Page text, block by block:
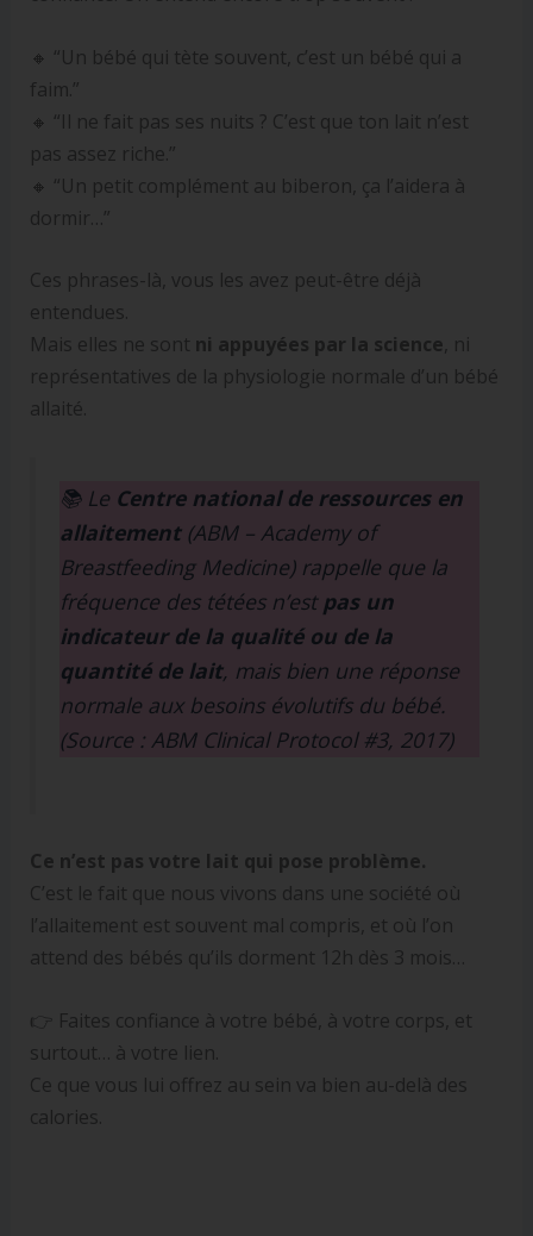
🔸 “Un bébé qui tète souvent, c’est un bébé qui a
faim.”
🔸 “Il ne fait pas ses nuits ? C’est que ton lait n’est
pas assez riche.”
🔸 “Un petit complément au biberon, ça l’aidera à
dormir…”
Ces phrases-là, vous les avez peut-être déjà
entendues.
Mais elles ne sont ni appuyées par la science , ni
représentatives de la physiologie normale d’un bébé
allaité.
📚 Le Centre national de ressources en
allaitement(ABM – Academy of
Breastfeeding Medicine) rappelle que la
fréquence des tétées n’est pas un
indicateur de la qualité ou de la
quantité de lait, mais bien une réponse
normale aux besoins évolutifs du bébé.
(Source : ABM Clinical Protocol #3, 2017)
Ce n’est pas votre lait qui pose problème.
C’est le fait que nous vivons dans une société où
l’allaitement est souvent mal compris, et où l’on
attend des bébés qu’ils dorment 12h dès 3 mois…
👉 Faites confiance à votre bébé, à votre corps, et
surtout… à votre lien.
Ce que vous lui offrez au sein va bien au-delà des
calories.